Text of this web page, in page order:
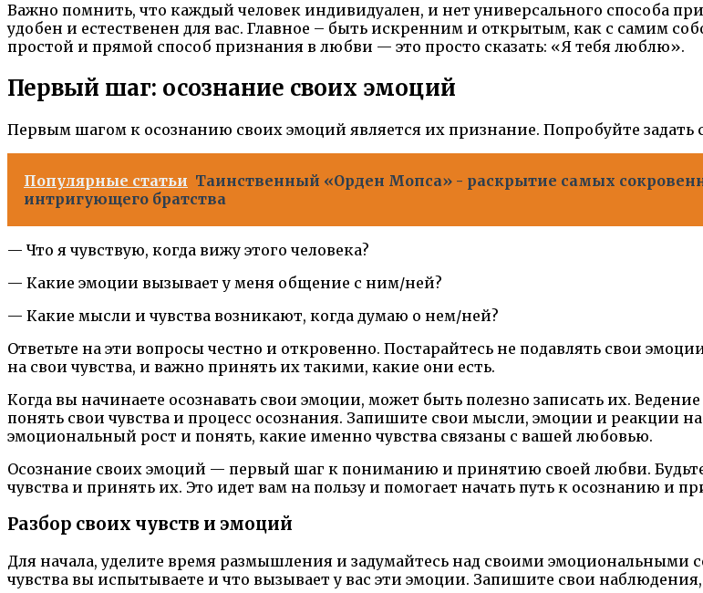
Важно помнить, что каждый человек индивидуален, и нет универсального способа
удобен и естественен для вас. Главное – быть искренним и открытым, как с самим
простой и прямой способ признания в любви — это просто сказать: «Я тебя люблю».
Первый шаг: осознание своих эмоций
Первым шагом к осознанию своих эмоций является их признание. Попробуйте задать
Популярные статьи Таинственный «Орден Мопса» - раскрытие самых
интригующего братства
— Что я чувствую, когда вижу этого человека?
— Какие эмоции вызывает у меня общение с ним/ней?
— Какие мысли и чувства возникают, когда думаю о нем/ней?
Ответьте на эти вопросы честно и откровенно. Постарайтесь не подавлять свои
на свои чувства, и важно принять их такими, какие они есть.
Когда вы начинаете осознавать свои эмоции, может быть полезно записать их.
понять свои чувства и процесс осознания. Запишите свои мысли, эмоции и реакции
эмоциональный рост и понять, какие именно чувства связаны с вашей любовью.
Осознание своих эмоций — первый шаг к пониманию и принятию своей любви.
чувства и принять их. Это идет вам на пользу и помогает начать путь к осознанию и
Разбор своих чувств и эмоций
Для начала, уделите время размышления и задумайтесь над своими эмоциональными
чувства вы испытываете и что вызывает у вас эти эмоции. Запишите свои